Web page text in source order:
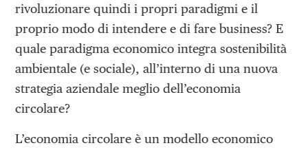
rivoluzionare quindi i propri paradigmi e il
proprio modo di intendere e di fare business? E
quale paradigma economico integra sostenibilità
ambientale (e sociale), all’interno di una nuova
strategia aziendale meglio dell’economia
circolare?
L’economia circolare è un modello economico